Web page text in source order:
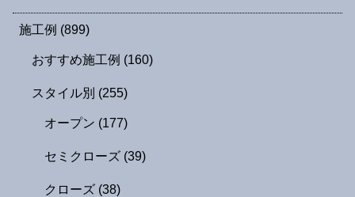
施工例 (899)
おすすめ施工例 (160)
スタイル別 (255)
オープン (177)
セミクローズ (39)
クローズ (38)